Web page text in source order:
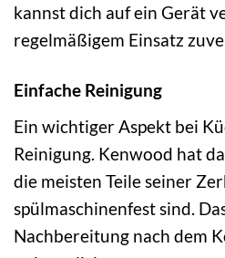
kannst dich auf ein Gerät
regelmäßigem Einsatz
Einfache Reinigung
Ein wichtiger Aspekt bei
Reinigung. Kenwood hat
die meisten Teile seiner
spülmaschinenfest sind.
Nachbereitung nach dem